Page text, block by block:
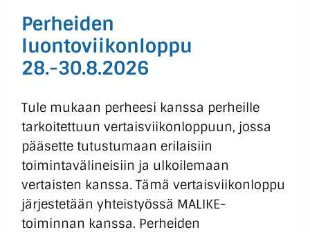
Perheiden
luontoviikonloppu
28.-30.8.2026
Tule mukaan perheesi kanssa perheille
tarkoitettuun vertaisviikonloppuun, jossa
pääsette tutustumaan erilaisiin
toimintavälineisiin ja ulkoilemaan
vertaisten kanssa. Tämä vertaisviikonloppu
järjestetään yhteistyössä MALIKE-
toiminnan kanssa. Perheiden